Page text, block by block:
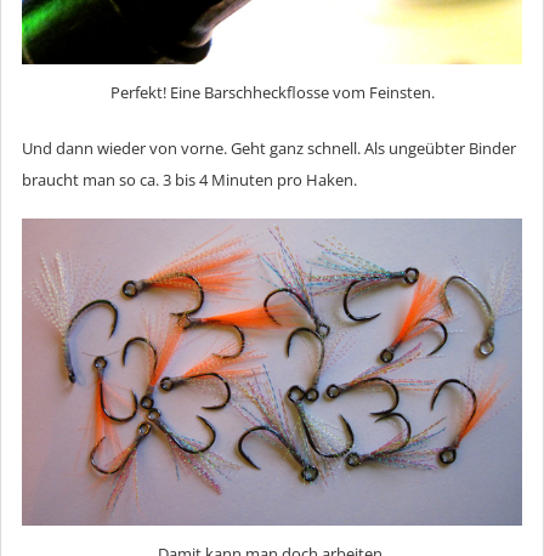
Perfekt! Eine Barschheckflosse vom Feinsten.
Und dann wieder von vorne. Geht ganz schnell. Als ungeübter Binder
braucht man so ca. 3 bis 4 Minuten pro Haken.